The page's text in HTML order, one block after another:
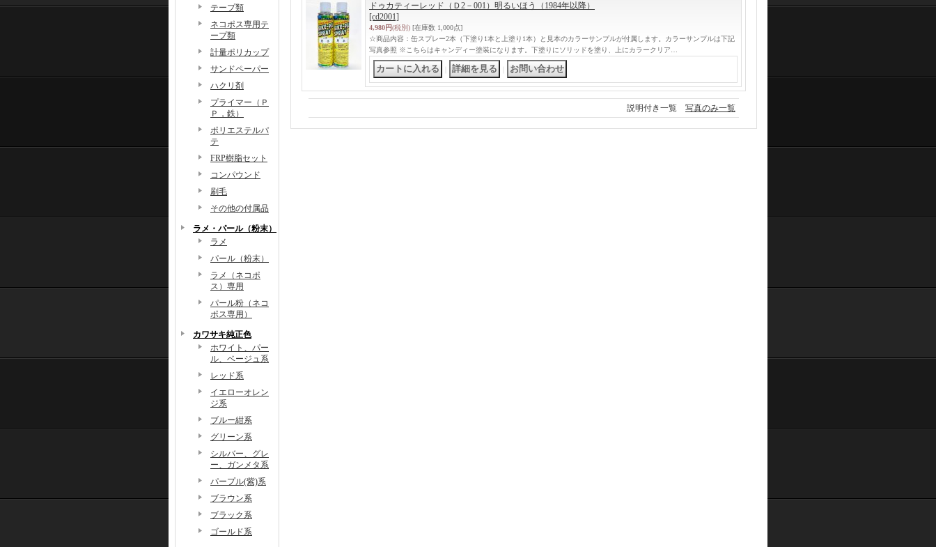
テープ類
ネコポス専用テ
ープ類
計量ポリカップ
サンドペーパー
ハクリ剤
プライマー（Ｐ
Ｐ，鉄）
ポリエステルパ
テ
FRP樹脂セット
コンパウンド
刷毛
その他の付属品
ラメ・パール（粉末）
ラメ
パール（粉末）
ラメ（ネコポ
ス）専用
パール粉（ネコ
ポス専用）
カワサキ純正色
ホワイト、パー
ル、ベージュ系
レッド系
イエローオレン
ジ系
ブルー紺系
グリーン系
シルバー、グレ
ー、ガンメタ系
パープル(紫)系
ブラウン系
ブラック系
ゴールド系
ドゥカティーレッド（Ｄ2－001）明るいほう（1984年以降）
[cd2001]
4,980円(税別) [在庫数 1,000点]
☆商品内容：缶スプレー2本（下塗り1本と上塗り1本）と見本のカラーサンプルが付属します。カラーサンプルは下記
写真参照 ※こちらはキャンディー塗装になります。下塗りにソリッドを塗り、上にカラークリア…
説明付き一覧 写真のみ一覧